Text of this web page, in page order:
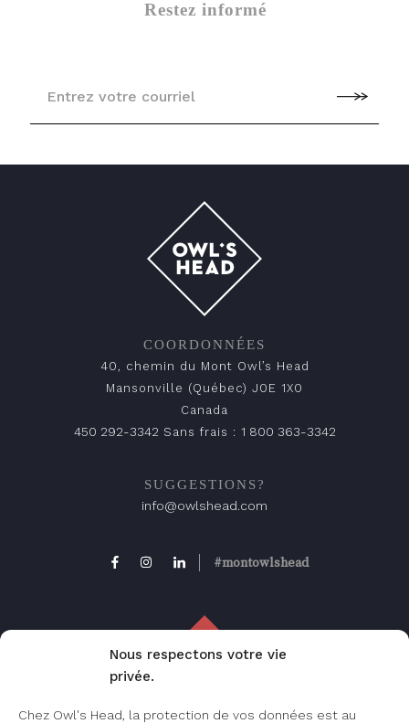
Nous respectons votre vie
privée.
Chez Owl's Head, la protection de vos données est au
Restez informé
COORDONNÉES
40, chemin du Mont Owl’s Head
Mansonville (Québec) J0E 1X0
Canada
450 292-3342 Sans frais : 1 800 363-3342
SUGGESTIONS?
info@owlshead.com
#montowlshead